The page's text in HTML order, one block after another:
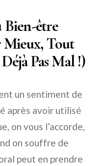
être
Mieux, Tout
Pas Mal !)
un sentiment de
après avoir utilisé
on vous l’accorde,
on souffre de
peut en prendre